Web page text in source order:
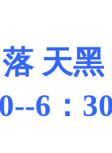
天黑
6：